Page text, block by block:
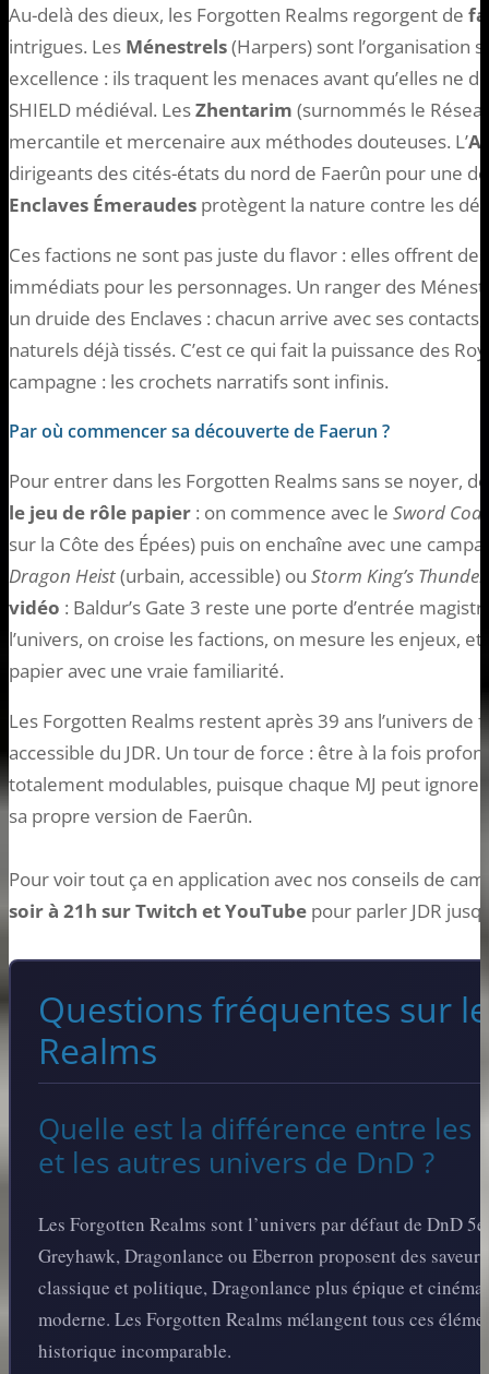
Au-delà des dieux, les Forgotten Realms regorgent de
intrigues. Les Ménestrels(Harpers) sont l’organisation
excellence : ils traquent les menaces avant qu’elles ne
SHIELD médiéval. LesZhentarim (surnommés le
mercantile et mercenaire aux méthodes douteuses. L’
dirigeants des cités-états du nord de Faerûn pour une
Enclaves Émeraudes protègent la nature contre les
Ces factions ne sont pas juste du flavor : elles offrent
immédiats pour les personnages. Un ranger des
un druide des Enclaves : chacun arrive avec ses
naturels déjà tissés. C’est ce qui fait la puissance des
campagne : les crochets narratifs sont infinis.
Par où commencer sa découverte de Faerun ?
Pour entrer dans les Forgotten Realms sans se noyer,
le jeu de rôle papier : on commence avec le Sword
sur la Côte des Épées) puis on enchaîne avec une
Dragon Heist(urbain, accessible) ou Storm King’s Thunder
vidéo : Baldur’s Gate 3 reste une porte d’entrée
l’univers, on croise les factions, on mesure les enjeux,
papier avec une vraie familiarité.
Les Forgotten Realms restent après 39 ans l’univers de
accessible du JDR. Un tour de force : être à la fois
totalement modulables, puisque chaque MJ peut
sa propre version de Faerûn.
Pour voir tout ça en application avec nos conseils de
soir à 21h sur Twitch et YouTube pour parler JDR
Questions fréquentes sur
Realms
Quelle est la différence entre les
et les autres univers de DnD ?
Les Forgotten Realms sont l’univers par défaut de DnD
Greyhawk, Dragonlance ou Eberron proposent des
classique et politique, Dragonlance plus épique et
moderne. Les Forgotten Realms mélangent tous ces
historique incomparable.